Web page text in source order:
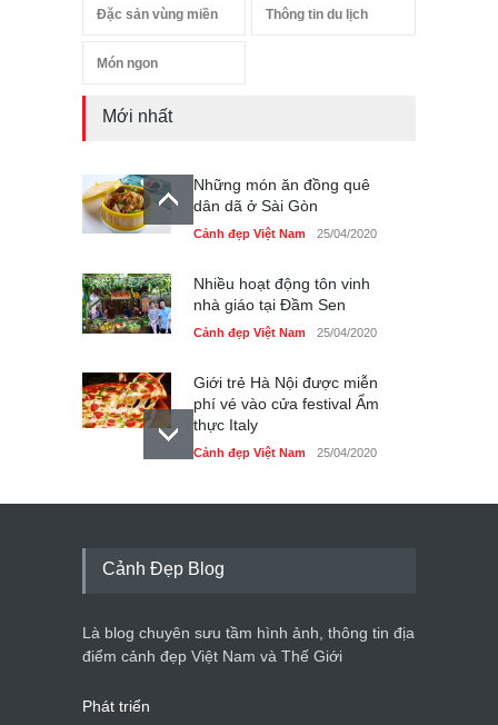
Đặc sản vùng miền Thông tin du lịch
Món ngon
Mới nhất
Những món ăn đồng quê
dân dã ở Sài Gòn
Cảnh đẹp Việt Nam 25/04/2020
Nhiều hoạt động tôn vinh
nhà giáo tại Đầm Sen
Cảnh đẹp Việt Nam 25/04/2020
Giới trẻ Hà Nội được miễn
phí vé vào cửa festival Ẩm
thực Italy
Cảnh đẹp Việt Nam 25/04/2020
Tam giác mạch khoe sắc
du lịch quốc gia
Cảnh đẹp Việt Nam 24/04/2020
Cảnh Đẹp Blog
Là blog chuyên sưu tầm hình ảnh, thông tin địa
điểm cảnh đẹp Việt Nam và Thế Giới
Phát triển